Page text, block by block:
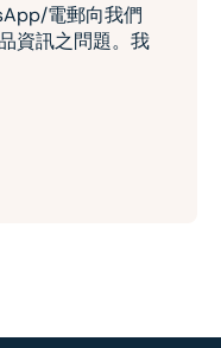
電郵向我們
資訊之問題。我